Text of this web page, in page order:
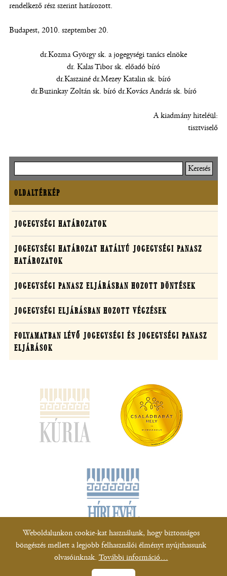
rendelkező rész szerint határozott.
Budapest, 2010. szeptember 20.
dr.Kozma György sk. a jogegységi tanács elnöke
dr. Kalas Tibor sk. előadó bíró
dr.Kaszainé dr.Mezey Katalin sk. bíró
dr.Buzinkay Zoltán sk. bíró dr.Kovács András sk. bíró
A kiadmány hiteléül:
tisztviselő
Oldaltérkép
OLDALTÉRKÉP
Joggyakorlat
egységesítő
tevékenység
JOGEGYSÉGI HATÁROZATOK
JOGEGYSÉGI HATÁROZAT HATÁLYÚ JOGEGYSÉGI PANASZ
HATÁROZATOK
JOGEGYSÉGI PANASZ ELJÁRÁSBAN HOZOTT DÖNTÉSEK
JOGEGYSÉGI ELJÁRÁSBAN HOZOTT VÉGZÉSEK
FOLYAMATBAN LÉVŐ JOGEGYSÉGI ÉS JOGEGYSÉGI PANASZ
ELJÁRÁSOK
Minden jog fenntartva!
Weboldalunkon cookie-kat használunk, hogy biztonságos
böngészés mellett a legjobb felhasználói élményt nyújthassunk
olvasóinknak. További információ…